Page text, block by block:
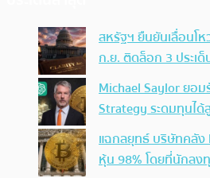
สหรัฐฯ ยืนยันเลื่อนโ
ก.ย. ติดล็อก 3 ประเ
Michael Saylor ยอม
Strategy ระดมทุนไ
แฉกลยุทธ์ บริษัทคลัง
หุ้น 98% โดยที่นักลง